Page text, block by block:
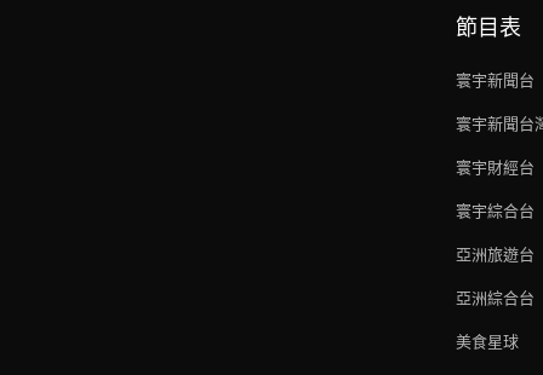
節目表
寰宇新聞台
寰宇新聞台
寰宇財經台
寰宇綜合台
亞洲旅遊台
亞洲綜合台
美食星球